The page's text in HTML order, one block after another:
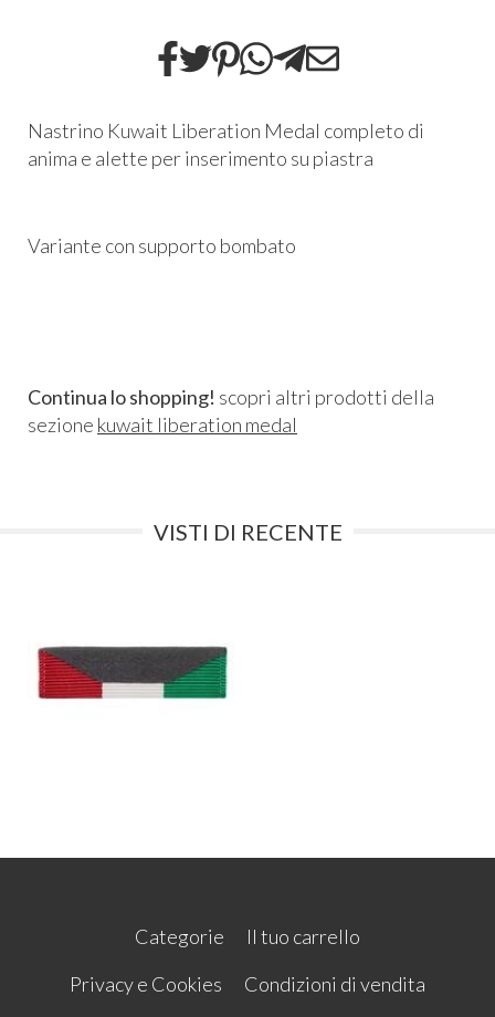
Nastrino Kuwait Liberation Medal completo di
anima e alette per inserimento su piastra
Variante con supporto bombato
Continua lo shopping! scopri altri prodotti della
sezione kuwait liberation medal
VISTI DI RECENTE
Categorie
Il tuo carrello
Privacy e Cookies
Condizioni di vendita